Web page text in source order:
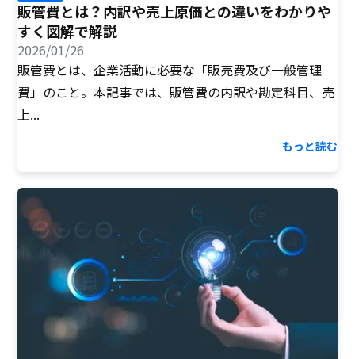
販管費とは？内訳や売上原価との違いをわかりや
すく図解で解説
2026/01/26
販管費とは、企業活動に必要な「販売費及び一般管理
費」のこと。本記事では、販管費の内訳や勘定科目、売
上...
もっと読む